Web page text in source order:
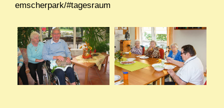
emscherpark/#tagesraum